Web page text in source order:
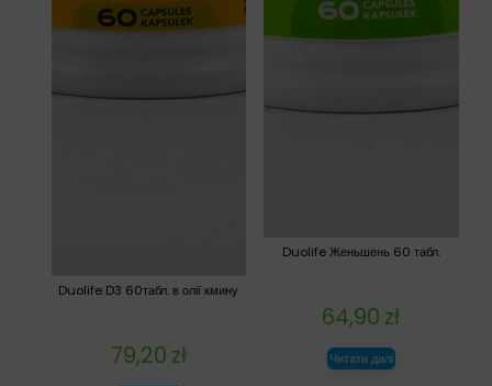
Duolife Женьшень 60 табл.
64,90 zł
Читати далі
Duolife D3 60табл. в олії кмину
79,20 zł